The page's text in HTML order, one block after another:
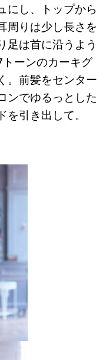
にし、トップから
周りは少し長さを
足は首に沿うよう
ーンのカーキグ
。前髪をセンター
ンでゆるっとした
引き出して。